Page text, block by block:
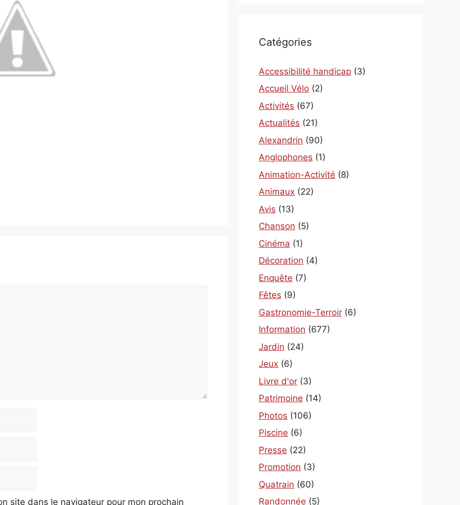
site dans le navigateur pour mon prochain
Catégories
Accessibilité handicap (3)
Accueil Vélo (2)
Activités (67)
Actualités (21)
Alexandrin (90)
Anglophones (1)
Animation-Activité (8)
Animaux (22)
Avis (13)
Chanson (5)
Cinéma (1)
Décoration (4)
Enquête (7)
Fêtes (9)
Gastronomie-Terroir (6)
Information (677)
Jardin (24)
Jeux (6)
Livre d'or (3)
Patrimoine (14)
Photos (106)
Piscine (6)
Presse (22)
Promotion (3)
Quatrain (60)
Randonnée (5)